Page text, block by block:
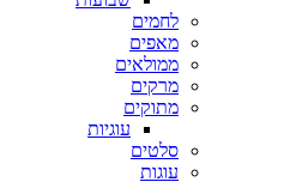
לחמים
מאפים
ממולאים
מרקים
מתוקים
עוגיות
סלטים
עוגות